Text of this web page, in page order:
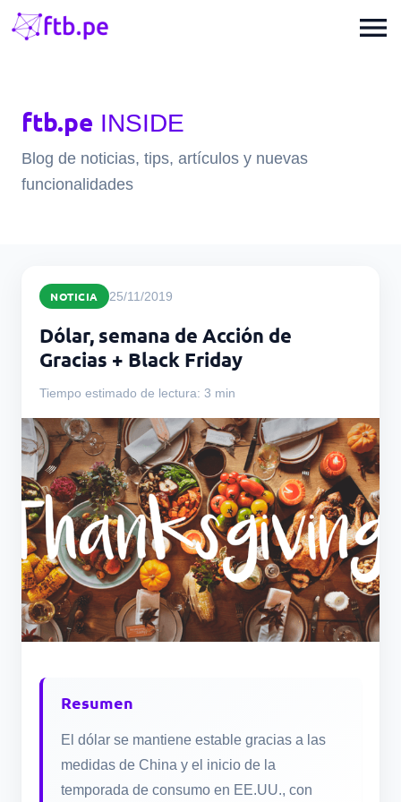
menu
ftb.pe INSIDE
Blog de noticias, tips, artículos y nuevas
funcionalidades
NOTICIA 25/11/2019
Dólar, semana de Acción de
Gracias + Black Friday
Tiempo estimado de lectura: 3 min
Resumen
El dólar se mantiene estable gracias a las
medidas de China y el inicio de la
temporada de consumo en EE.UU., con